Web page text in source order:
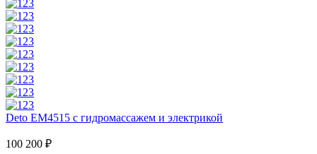
Deto EM4515 с гидромассажем и электрикой
100 200 ₽